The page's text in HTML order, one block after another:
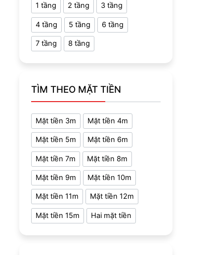
1 tầng 2 tầng 3 tầng
4 tầng 5 tầng 6 tầng
7 tầng 8 tầng
TÌM THEO MẶT TIỀN
Mặt tiền 3m Mặt tiền 4m
Mặt tiền 5m Mặt tiền 6m
Mặt tiền 7m Mặt tiền 8m
Mặt tiền 9m Mặt tiền 10m
Mặt tiền 11m Mặt tiền 12m
Mặt tiền 15m Hai mặt tiền